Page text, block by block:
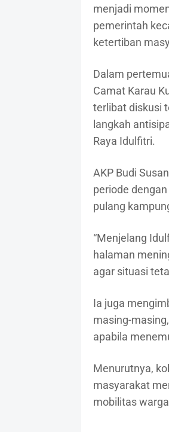
menjadi
pemerintah
ketertiban
Dalam
Camat Karau
terlibat diskusi
langkah
Raya Idulfitri.
AKP Budi
periode
pulang
“Menjelang
halaman
agar situasi
Ia juga
masing-
apabila
Menurutnya,
masyarakat
mobilitas